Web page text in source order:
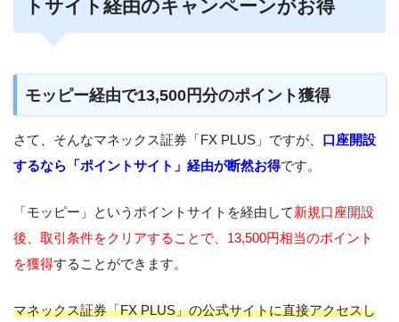
トサイト経由のキャンペーンがお得
モッピー経由で13,500円分のポイント獲得
さて、そんなマネックス証券「FX PLUS」ですが、 口座開設
するなら「ポイントサイト」経由が断然お得です。
「モッピー」というポイントサイトを経由して新規口座開設
後、取引条件をクリアすることで、13,500円相当のポイント
を獲得することができます。
マネックス証券「FX PLUS」の公式サイトに直接アクセスし